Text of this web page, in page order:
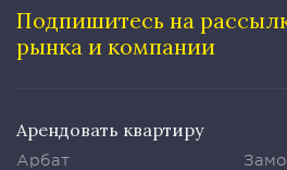
Подпишитесь на
рынка и компании
Арендовать квартиру
Арбат